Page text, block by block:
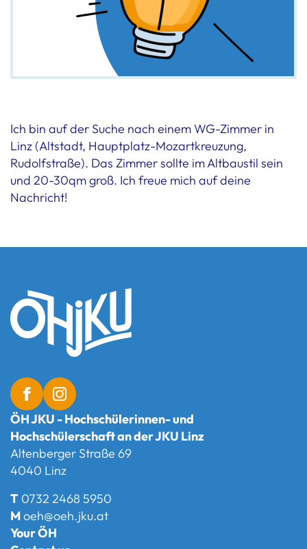
Ich bin auf der Suche nach einem WG-Zimmer in
Linz (Altstadt, Hauptplatz-Mozartkreuzung,
Rudolfstraße). Das Zimmer sollte im Altbaustil sein
und 20-30qm groß. Ich freue mich auf deine
Nachricht!
ÖH JKU - Hochschülerinnen- und
Hochschülerschaft an der JKU Linz
Altenberger Straße 69
4040 Linz
T 0732 2468 5950
Moeh@oeh.jku.at
Your ÖH